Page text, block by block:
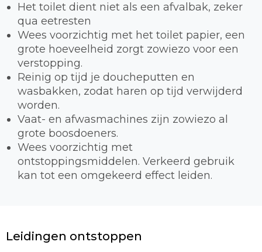
Het toilet dient niet als een afvalbak, zeker
qua eetresten
Wees voorzichtig met het toilet papier, een
grote hoeveelheid zorgt zowiezo voor een
verstopping.
Reinig op tijd je doucheputten en
wasbakken, zodat haren op tijd verwijderd
worden.
Vaat- en afwasmachines zijn zowiezo al
grote boosdoeners.
Wees voorzichtig met
ontstoppingsmiddelen. Verkeerd gebruik
kan tot een omgekeerd effect leiden.
Leidingen ontstoppen